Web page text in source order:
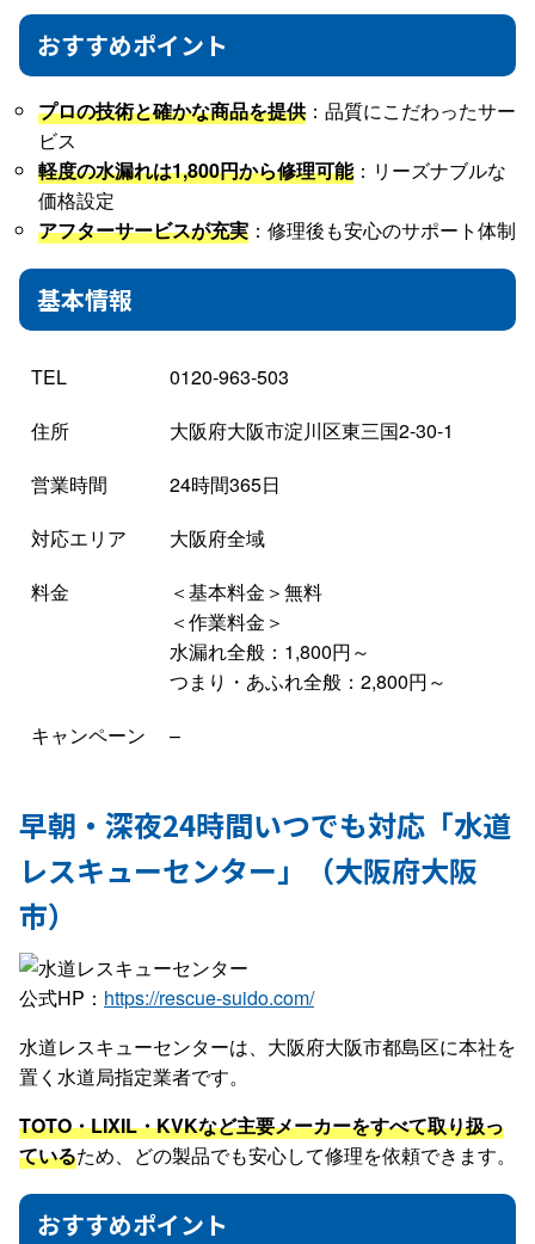
おすすめポイント
プロの技術と確かな商品を提供：品質にこだわったサー
ビス
軽度の水漏れは1,800円から修理可能：リーズナブルな
価格設定
アフターサービスが充実 ：修理後も安心のサポート体制
基本情報
TEL
0120-963-503
住所
大阪府大阪市淀川区東三国2-30-1
営業時間
24時間365日
対応エリア
大阪府全域
料金
＜基本料金＞無料
＜作業料金＞
水漏れ全般：1,800円～
つまり・あふれ全般：2,800円～
キャンペーン
–
早朝・深夜24時間いつでも対応「水道
レスキューセンター」（大阪府大阪
市）
公式HP： https://rescue-suido.com/
水道レスキューセンターは、大阪府大阪市都島区に本社を
置く水道局指定業者です。
TOTO・LIXIL・KVKなど主要メーカーをすべて取り扱っ
ているため、どの製品でも安心して修理を依頼できます。
おすすめポイント